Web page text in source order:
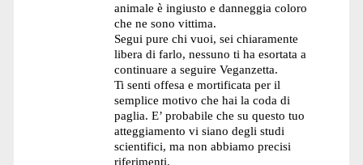
animale è ingiusto e danneggia coloro
che ne sono vittima.
Segui pure chi vuoi, sei chiaramente
libera di farlo, nessuno ti ha esortata a
continuare a seguire Veganzetta.
Ti senti offesa e mortificata per il
semplice motivo che hai la coda di
paglia. E’ probabile che su questo tuo
atteggiamento vi siano degli studi
scientifici, ma non abbiamo precisi
riferimenti.